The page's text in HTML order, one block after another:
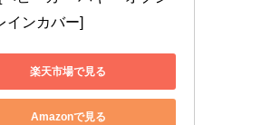
インカバー]
楽天市場で見る
Amazonで見る